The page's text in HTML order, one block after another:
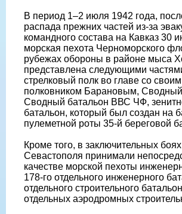
В период 1–2 июля 1942 года,
распада прежних частей из-за
командного состава на Кавказ 30
морская пехота Черноморского
рубежах обороны в районе мыса
представлена следующими
стрелковый полк во главе со
полковником Барановым,
Сводный батальон ВВС ЧФ,
батальон, который был создан на
пулеметной роты 35-й береговой
Кроме того, в заключительных
Севастополя принимали
качестве морской пехоты
178-го отдельного инженерного
отдельного строительного
отдельных аэродромных